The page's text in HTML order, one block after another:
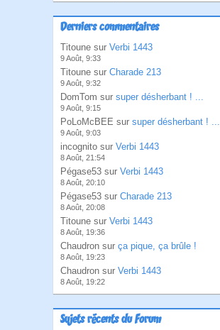
Derniers commentaires
Titoune sur Verbi 1443
9 Août, 9:33
Titoune sur Charade 213
9 Août, 9:32
DomTom sur super désherbant ! ...
9 Août, 9:15
PoLoMcBEE sur super désherbant ! ...
9 Août, 9:03
incognito sur Verbi 1443
8 Août, 21:54
Pégase53 sur Verbi 1443
8 Août, 20:10
Pégase53 sur Charade 213
8 Août, 20:08
Titoune sur Verbi 1443
8 Août, 19:36
Chaudron sur ça pique, ça brûle !
8 Août, 19:23
Chaudron sur Verbi 1443
8 Août, 19:22
Sujets récents du Forum